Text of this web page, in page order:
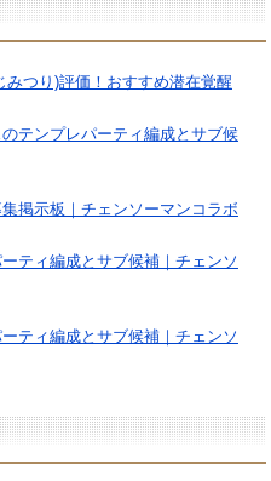
みつり)評価！おすすめ潜在覚醒
テンプレパーティ編成とサブ候
掲示板｜チェンソーマンコラボ
ティ編成とサブ候補｜チェンソ
ティ編成とサブ候補｜チェンソ